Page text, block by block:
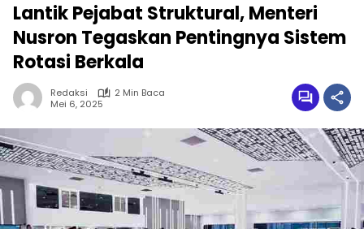
Lantik Pejabat Struktural, Menteri
Nusron Tegaskan Pentingnya Sistem
Rotasi Berkala
Redaksi
2 Min Baca
Mei 6, 2025